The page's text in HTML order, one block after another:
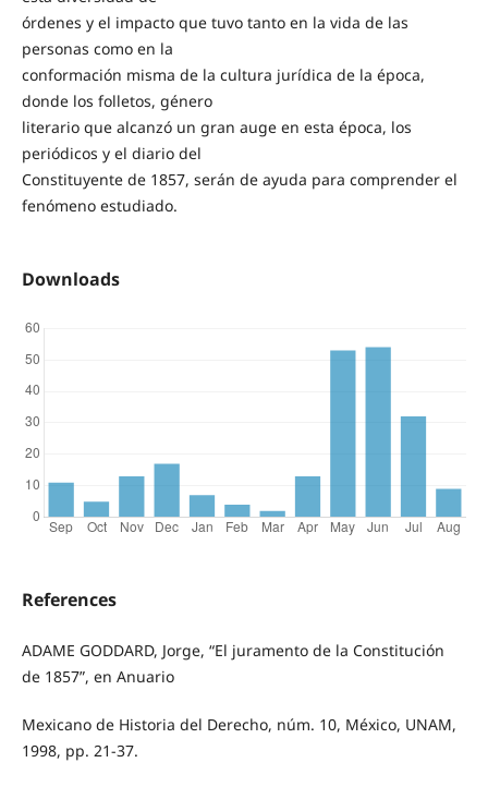
órdenes y el impacto que tuvo tanto en la vida de las
personas como en la
conformación misma de la cultura jurídica de la época,
donde los folletos, género
literario que alcanzó un gran auge en esta época, los
periódicos y el diario del
Constituyente de 1857, serán de ayuda para comprender el
fenómeno estudiado.
Downloads
References
ADAME GODDARD, Jorge, “El juramento de la Constitución
de 1857”, en Anuario
Mexicano de Historia del Derecho, núm. 10, México, UNAM,
1998, pp. 21-37.